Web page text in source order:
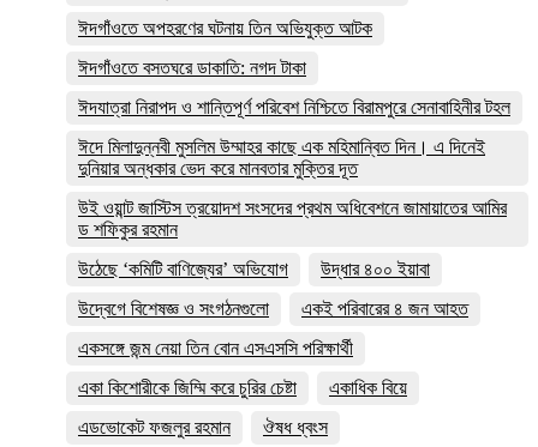
ঈদগাঁওতে অপহরণের ঘটনায় তিন অভিযুক্ত আটক
ঈদগাঁওতে বসতঘরে ডাকাতি: নগদ টাকা
ঈদযাত্রা নিরাপদ ও শান্তিপূর্ণ পরিবেশ নিশ্চিতে বিরামপুরে সেনাবাহিনীর টহল
ঈদে মিলাদুন্নবী মুসলিম উম্মাহর কাছে এক মহিমান্বিত দিন। এ দিনেই
দুনিয়ার অন্ধকার ভেদ করে মানবতার মুক্তির দূত
উই ওয়ান্ট জাস্টিস ত্রয়োদশ সংসদের প্রথম অধিবেশনে জামায়াতের আমির
ড শফিকুর রহমান
উঠেছে ‘কমিটি বাণিজ্যের’ অভিযোগ
উদ্ধার ৪০০ ইয়াবা
উদ্বেগে বিশেষজ্ঞ ও সংগঠনগুলো
একই পরিবারের ৪ জন আহত
একসঙ্গে জন্ম নেয়া তিন বোন এসএসসি পরিক্ষার্থী
একা কিশোরীকে জিম্মি করে চুরির চেষ্টা
একাধিক বিয়ে
এডভোকেট ফজলুর রহমান
ঔষধ ধ্বংস